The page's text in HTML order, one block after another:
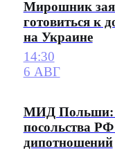
Мирошник
готовиться к
на Украине
14:30
6 АВГ
МИД Польши:
посольства
дипотношений